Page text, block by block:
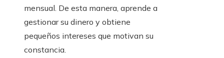
mensual. De esta manera, aprende a
gestionar su dinero y obtiene
pequeños intereses que motivan su
constancia.